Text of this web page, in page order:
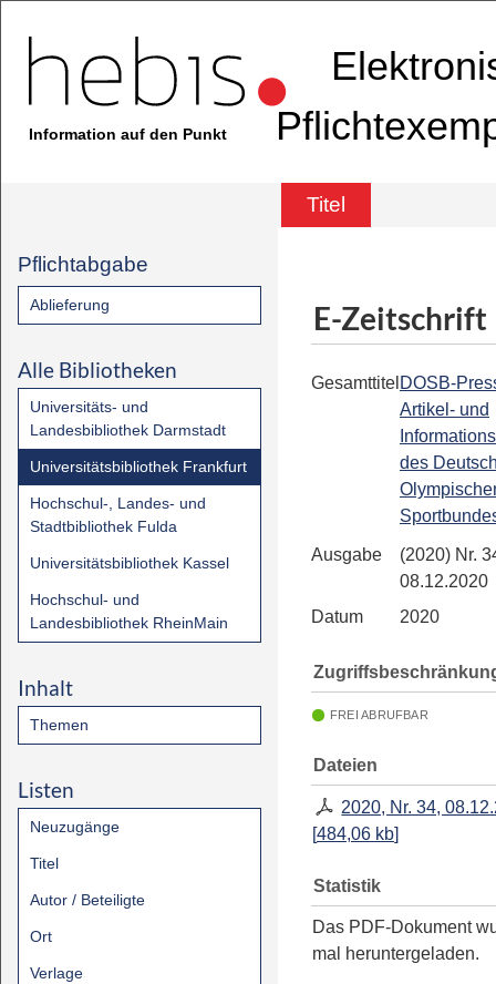
Information auf den Punkt
Titel
Pflichtabgabe
Ablieferung
Alle Bibliotheken
Universitäts- und
Landesbibliothek Darmstadt
Universitätsbibliothek Frankfurt
Hochschul-, Landes- und
Stadtbibliothek Fulda
Universitätsbibliothek Kassel
Hochschul- und
Landesbibliothek RheinMain
Inhalt
Themen
Listen
Neuzugänge
Titel
Autor / Beteiligte
Ort
Verlage
E-Zeitschrift
Gesamttitel DOSB-
Artikel- und
des
Ausgabe
(2020) Nr.
08.12.2020
Datum
2020
FREI ABRUFBAR
Dateien
2020, Nr. 34,
[484,06 kb]
Statistik
Das PDF-Dokument
mal heruntergeladen.